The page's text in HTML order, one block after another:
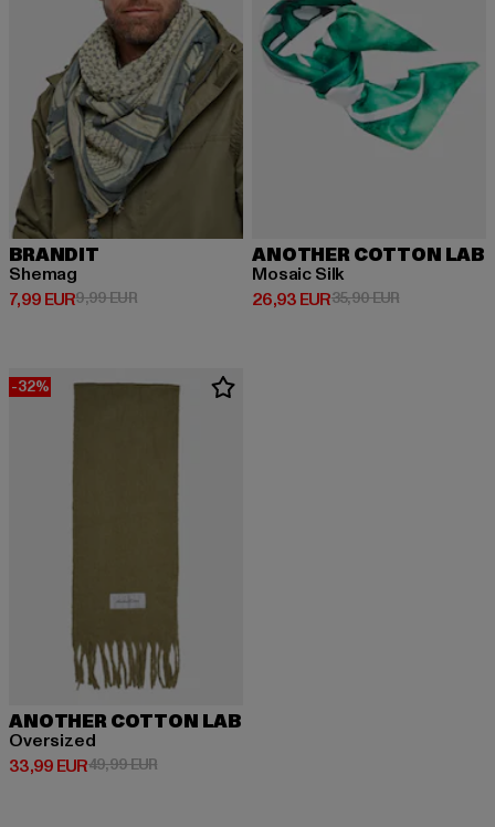
BRANDIT
Shemag
7,99 EUR
Derzeitiger Preis: 7,99 EUR
9,99 EURAktionspreis: 9,99 EUR
ANOTHER COTTON LAB
Mosaic Silk
26,93 EUR
Derzeitiger Preis: 26,93 EUR
35,90 EURAktionspreis:
-32%
ANOTHER COTTON LAB
Oversized
33,99 EUR
Derzeitiger Preis: 33,99 EUR
49,99 EURAktionspreis: 49,99 EUR